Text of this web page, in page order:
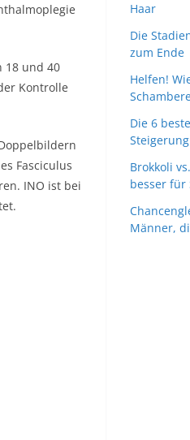
18 und 40
Kontrolle
Fasciculus
INO ist bei
Haar
Die
zum Ende
Helfen!
Die 6
Brokkoli
besser für
Männer,